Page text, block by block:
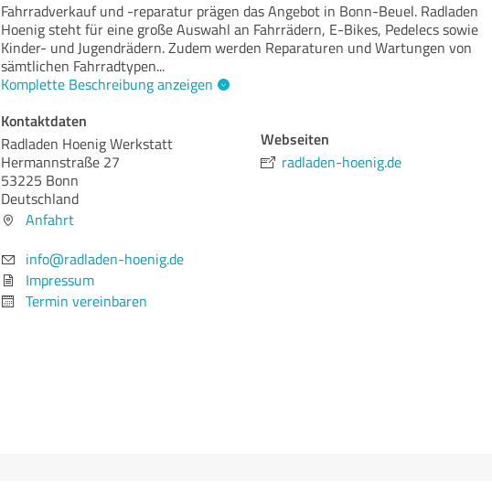
Fahrradverkauf und -reparatur prägen das Angebot in Bonn-Beuel. Radladen
Hoenig steht für eine große Auswahl an Fahrrädern, E-Bikes, Pedelecs sowie
Kinder- und Jugendrädern. Zudem werden Reparaturen und Wartungen von
sämtlichen Fahrradtypen...
Komplette Beschreibung anzeigen
Kontaktdaten
Radladen Hoenig Werkstatt
Hermannstraße 27
53225 Bonn
Deutschland
Anfahrt
info@radladen-hoenig.de
Impressum
Termin vereinbaren
Webseiten
radladen-hoenig.de